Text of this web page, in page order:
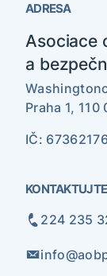
ADRESA
Asociace
a
Praha 1, 110
IČ:
224 235